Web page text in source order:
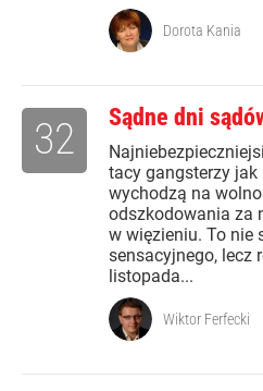
Dorota Kania
Sądne dni
tacy gangsterzy jak
wychodzą na
odszkodowania za
w więzieniu. To nie
sensacyjnego, lecz
listopada...
32
Wiktor Ferfecki